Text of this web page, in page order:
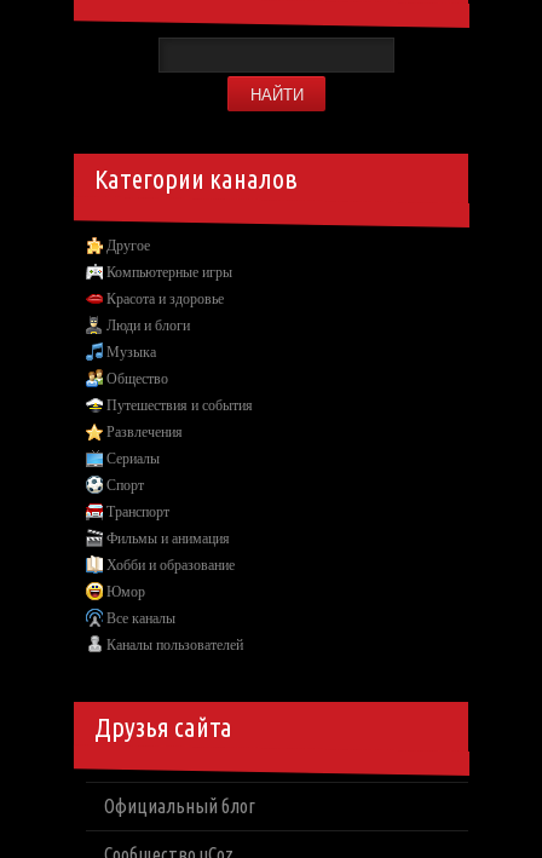
Категории каналов
Другое
Компьютерные игры
Красота и здоровье
Люди и блоги
Музыка
Общество
Путешествия и события
Развлечения
Сериалы
Спорт
Транспорт
Фильмы и анимация
Хобби и образование
Юмор
Все каналы
Каналы пользователей
Друзья сайта
Официальный блог